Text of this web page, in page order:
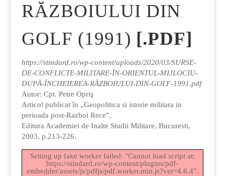
RĂZBOIULUI DIN
GOLF (1991) [.PDF]
https://stindard.ro/wp-content/uploads/2020/03/SURSE-
DE-CONFLICTE-MILITARE-ÎN-ORIENTUL-MIJLOCIU-
DUPĂ-ÎNCHEIEREA-RĂZBOIULUI-DIN-GOLF-1991.pdf
Autor: Cpt. Petre Opriş
Articol publicat în „Geopolitica si istorie militara in
perioada post-Razboi Rece”,
Editura Academiei de Inalte Studii Militare, Bucuresti,
2003, p.213-226.
Setting up fake worker failed: "Cannot load script at:
https://stindard.ro/wp-content/plugins/pdf-
embedder/assets/js/pdfjs/pdf.worker.min.js?ver=4.6.4".